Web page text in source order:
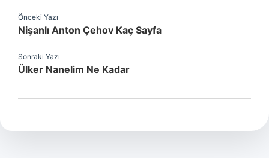
Önceki Yazı
Nişanlı Anton Çehov Kaç Sayfa
Sonraki Yazı
Ülker Nanelim Ne Kadar